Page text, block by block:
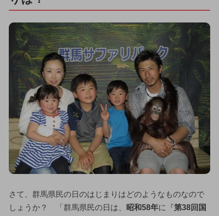
さて、群馬県民の日のはじまりはどのようなものなので
しょうか？ 「群馬県民の日は、
昭和58年に『第38回国